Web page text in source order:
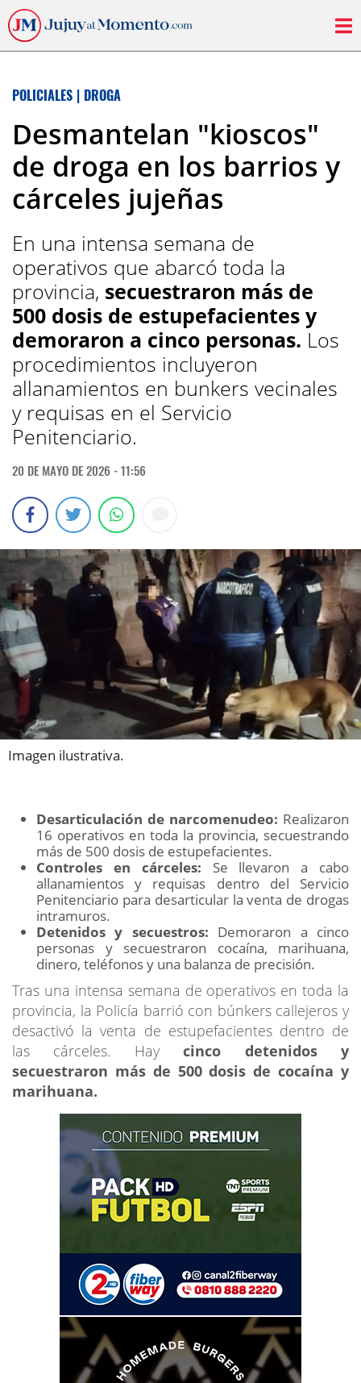
POLICIALES | DROGA
Desmantelan "kioscos"
de droga en los barrios y
cárceles jujeñas
En una intensa semana de
operativos que abarcó toda la
provincia, secuestraron más de
500 dosis de estupefacientes y
demoraron a cinco personas. Los
procedimientos incluyeron
allanamientos en bunkers vecinales
y requisas en el Servicio
Penitenciario.
20 DE MAYO DE 2026 - 11:56
Imagen ilustrativa.
Desarticulación de narcomenudeo: Realizaron
16 operativos en toda la provincia, secuestrando
más de 500 dosis de estupefacientes.
Controles en cárceles: Se llevaron a cabo
allanamientos y requisas dentro del Servicio
Penitenciario para desarticular la venta de drogas
intramuros.
Detenidos y secuestros: Demoraron a cinco
personas y secuestraron cocaína, marihuana,
dinero, teléfonos y una balanza de precisión.
Tras una intensa semana de operativos en toda la
provincia, la Policía barrió con búnkers callejeros y
desactivó la venta de estupefacientes dentro de
las cárceles. Haycinco detenidos y
secuestraron más de 500 dosis de cocaína y
marihuana.